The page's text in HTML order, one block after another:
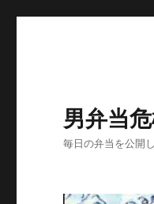
男弁当
毎日の弁当を公開